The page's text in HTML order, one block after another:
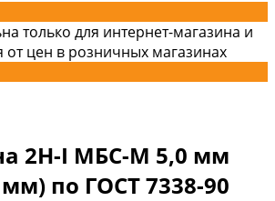
только для интернет-магазина и
от цен в розничных магазинах
2Н-I МБС-М 5,0 мм
по ГОСТ 7338-90